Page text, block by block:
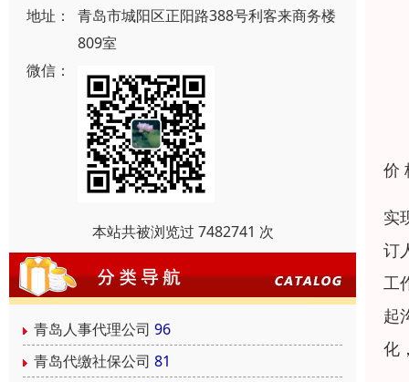
地址：
青岛市城阳区正阳路388号利客来商务楼
809室
微信：
本站共被浏览过 7482741 次
青岛人事代理公司 96
青岛代缴社保公司 81
价
实
订
工
起
化